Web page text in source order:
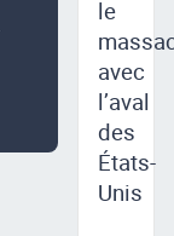
le
avec
l’aval
des
États-
Unis